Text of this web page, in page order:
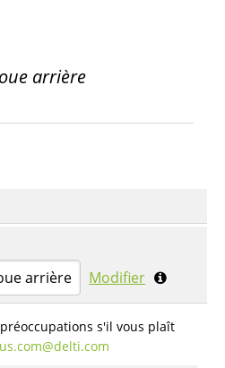
arrière
arrière Modifier
s'il vous plaît